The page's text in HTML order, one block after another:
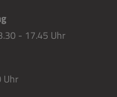
- 17.45 Uhr
Uhr